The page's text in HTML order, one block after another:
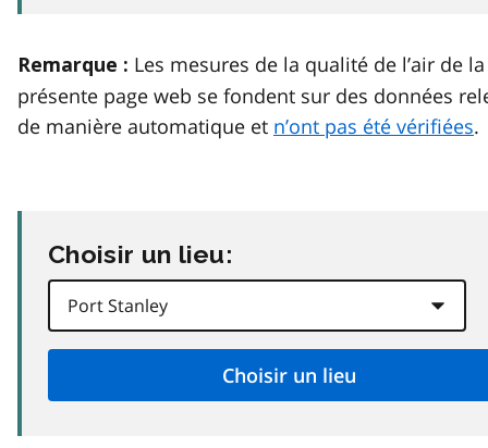
Remarque : Les mesures de la qualité de l’air de la
présente page web se fondent sur des données
de manière automatique et n’ont pas été vérifiées.
Choisir un lieu: